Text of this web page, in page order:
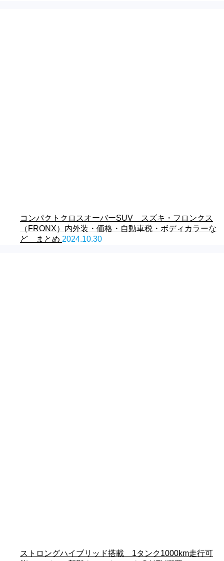
コンパクトクロスオーバーSUV スズキ・フロンクス
（FRONX）内外装・価格・自動車税・ボディカラーな
ど まとめ 2024.10.30
ストロングハイブリッド搭載 1タンク1000km走行可